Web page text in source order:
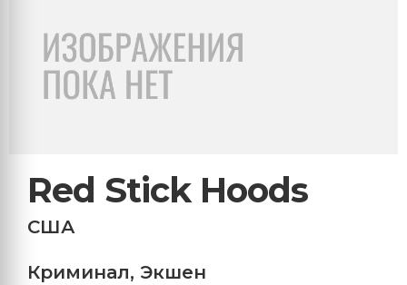
Red Stick Hoods
США
Криминал, Экшен